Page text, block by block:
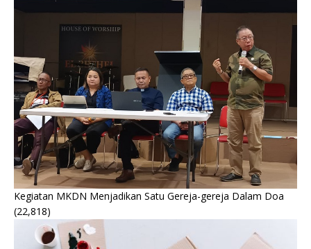
Kegiatan MKDN Menjadikan Satu Gereja-gereja Dalam Doa
(22,818)